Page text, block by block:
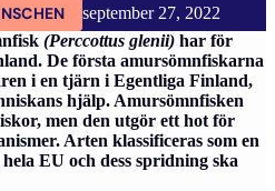
september 27, 2022
(Perccottus glenii) har för
De första amursömnfiskarna
i en tjärn i Egentliga Finland,
hjälp. Amursömnfisken
men den utgör ett hot för
Arten klassificeras som en
EU och dess spridning ska